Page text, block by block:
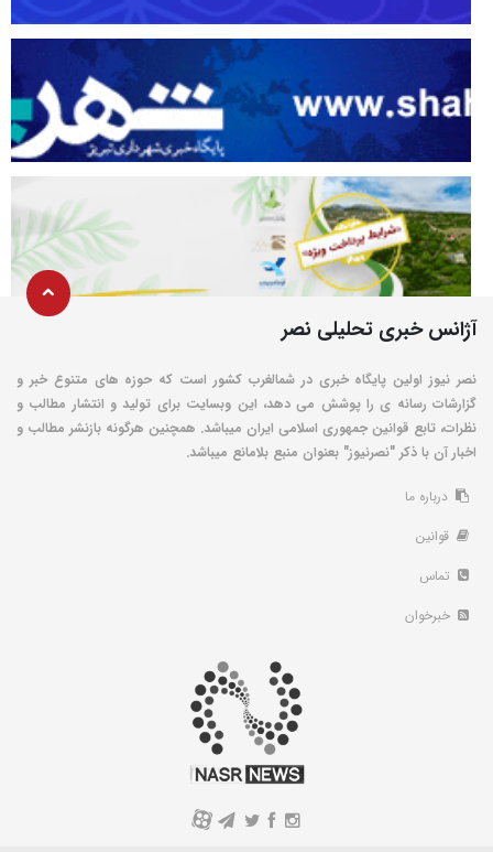
آژانس خبری تحلیلی نصر
نصر نیوز اولین پایگاه خبری در شمالغرب کشور است که حوزه های متنوع خبر و
گزارشات رسانه ی را پوشش می دهد، این وبسایت برای تولید و انتشار مطالب و
نظرات، تابع قوانین جمهوری اسلامی ایران میباشد. همچنین هرگونه بازنشر مطالب و
اخبار آن با ذکر "نصرنیوز" بعنوان منبع بلامانع میباشد.
درباره ما
قوانین
تماس
خبرخوان
A